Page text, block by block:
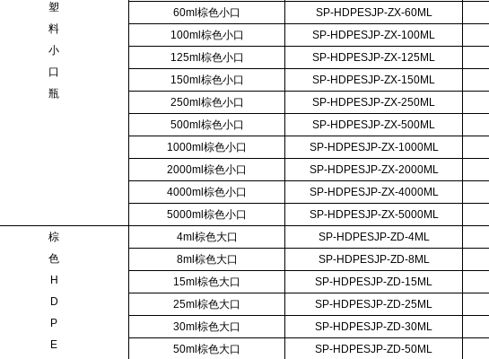
塑
料
小
口
瓶
60ml棕色小口
SP-HDPESJP-ZX-60ML
100ml棕色小口
SP-HDPESJP-ZX-100ML
125ml棕色小口
SP-HDPESJP-ZX-125ML
150ml棕色小口
SP-HDPESJP-ZX-150ML
250ml棕色小口
SP-HDPESJP-ZX-250ML
500ml棕色小口
SP-HDPESJP-ZX-500ML
1000ml棕色小口
SP-HDPESJP-ZX-1000ML
2000ml棕色小口
SP-HDPESJP-ZX-2000ML
4000ml棕色小口
SP-HDPESJP-ZX-4000ML
5000ml棕色小口
SP-HDPESJP-ZX-5000ML
棕
色
H
D
P
E
4ml棕色大口 SP-HDPESJP-ZD-4ML
8ml棕色大口
SP-HDPESJP-ZD-8ML
15ml棕色大口
SP-HDPESJP-ZD-15ML
25ml棕色大口
SP-HDPESJP-ZD-25ML
30ml棕色大口
SP-HDPESJP-ZD-30ML
50ml棕色大口
SP-HDPESJP-ZD-50ML